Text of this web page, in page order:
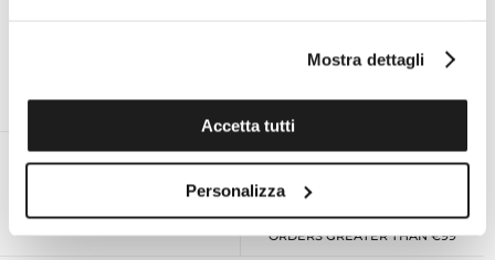
Mostra dettagli
Accetta tutti
Personalizza
RETURNS FOR 14 DAYS
FREE SHIPPING IN ITALY FOR
ORDERS GREATER THAN €99